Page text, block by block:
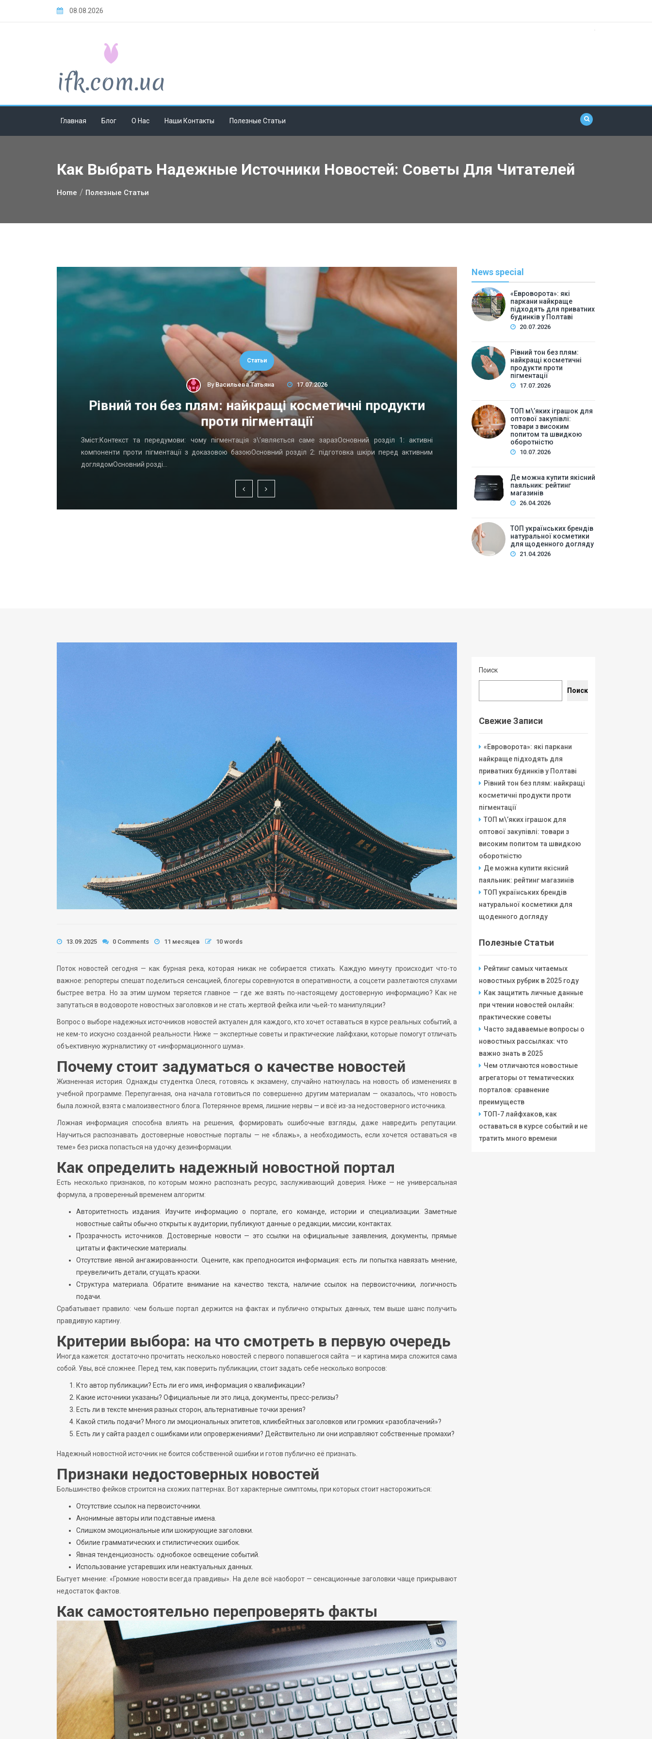
08.08.2026
Главная Блог О Нас Наши Контакты Полезные Статьи
Как Выбрать Надежные Источники Новостей: Советы Для Читателей
Home Полезные Статьи
Статьи
By Васильева Татьяна 17.07.2026
Рівний тон без плям: найкращі косметичні продукти
проти пігментації
Зміст:Контекст та передумови: чому пігментація з\’являється саме заразОсновний розділ 1: активні
компоненти проти пігментації з доказовою базоюОсновний розділ 2: підготовка шкіри перед активним
доглядомОсновний розді…
ТОП м\’яких іграшок для
високим попитом
Зміст:Історія попиту на м\’які іграшки: від
оптової закупівлі у 2026 роціKalibri — лідер за
News special
«Евроворота»: які
паркани найкраще
підходять для приватних
будинків у Полтаві
20.07.2026
Рівний тон без плям:
найкращі косметичні
продукти проти
пігментації
17.07.2026
ТОП м\’яких іграшок для
оптової закупівлі:
товари з високим
попитом та швидкою
оборотністю
10.07.2026
Де можна купити якісний
паяльник: рейтинг
магазинів
26.04.2026
ТОП українських брендів
натуральної косметики
для щоденного догляду
21.04.2026
13.09.2025 0 Comments 11 месяцев 10 words
Поток новостей сегодня — как бурная река, которая никак не собирается стихать. Каждую минуту происходит что-то
важное: репортеры спешат поделиться сенсацией, блогеры соревнуются в оперативности, а соцсети разлетаются слухами
быстрее ветра. Но за этим шумом теряется главное — где же взять по-настоящему достоверную информацию? Как не
запутаться в водовороте новостных заголовков и не стать жертвой фейка или чьей-то манипуляции?
Вопрос о выборе надежных источников новостей актуален для каждого, кто хочет оставаться в курсе реальных событий, а
не кем-то искусно созданной реальности. Ниже — экспертные советы и практические лайфхаки, которые помогут отличать
объективную журналистику от «информационного шума».
Почему стоит задуматься о качестве новостей
Жизненная история. Однажды студентка Олеся, готовясь к экзамену, случайно наткнулась на новость об изменениях в
учебной программе. Перепуганная, она начала готовиться по совершенно другим материалам — оказалось, что новость
была ложной, взята с малоизвестного блога. Потерянное время, лишние нервы — и всё из-за недостоверного источника.
Ложная информация способна влиять на решения, формировать ошибочные взгляды, даже навредить репутации.
Научиться распознавать достоверные новостные порталы — не «блажь», а необходимость, если хочется оставаться «в
теме» без риска попасться на удочку дезинформации.
Как определить надежный новостной портал
Есть несколько признаков, по которым можно распознать ресурс, заслуживающий доверия. Ниже — не универсальная
формула, а проверенный временем алгоритм:
Авторитетность издания. Изучите информацию о портале, его команде, истории и специализации. Заметные
новостные сайты обычно открыты к аудитории, публикуют данные о редакции, миссии, контактах.
Прозрачность источников. Достоверные новости — это ссылки на официальные заявления, документы, прямые
цитаты и фактические материалы.
Отсутствие явной ангажированности. Оцените, как преподносится информация: есть ли попытка навязать мнение,
преувеличить детали, сгущать краски.
Структура материала. Обратите внимание на качество текста, наличие ссылок на первоисточники, логичность
подачи.
Срабатывает правило: чем больше портал держится на фактах и публично открытых данных, тем выше шанс получить
правдивую картину.
Критерии выбора: на что смотреть в первую очередь
Иногда кажется: достаточно прочитать несколько новостей с первого попавшегося сайта — и картина мира сложится сама
собой. Увы, всё сложнее. Перед тем, как поверить публикации, стоит задать себе несколько вопросов:
Кто автор публикации? Есть ли его имя, информация о квалификации?
Какие источники указаны? Официальные ли это лица, документы, пресс-релизы?
Есть ли в тексте мнения разных сторон, альтернативные точки зрения?
Какой стиль подачи? Много ли эмоциональных эпитетов, кликбейтных заголовков или громких «разоблачений»?
Есть ли у сайта раздел с ошибками или опровержениями? Действительно ли они исправляют собственные промахи?
Надежный новостной источник не боится собственной ошибки и готов публично её признать.
Признаки недостоверных новостей
Большинство фейков строится на схожих паттернах. Вот характерные симптомы, при которых стоит насторожиться:
Отсутствие ссылок на первоисточники.
Анонимные авторы или подставные имена.
Слишком эмоциональные или шокирующие заголовки.
Обилие грамматических и стилистических ошибок.
Явная тенденциозность: однобокое освещение событий.
Использование устаревших или неактуальных данных.
Бытует мнение: «Громкие новости всегда правдивы». На деле всё наоборот — сенсационные заголовки чаще прикрывают
недостаток фактов.
Как самостоятельно перепроверять факты
Поиск
Поиск
Свежие Записи
«Евроворота»: які паркани
найкраще підходять для
приватних будинків у Полтаві
Рівний тон без плям: найкращі
косметичні продукти проти
пігментації
ТОП м\’яких іграшок для
оптової закупівлі: товари з
високим попитом та швидкою
оборотністю
Де можна купити якісний
паяльник: рейтинг магазинів
ТОП українських брендів
натуральної косметики для
щоденного догляду
Полезные Статьи
Рейтинг самых читаемых
новостных рубрик в 2025 году
Как защитить личные данные
при чтении новостей онлайн:
практические советы
Часто задаваемые вопросы о
новостных рассылках: что
важно знать в 2025
Чем отличаются новостные
агрегаторы от тематических
порталов: сравнение
преимуществ
ТОП-7 лайфхаков, как
оставаться в курсе событий и не
тратить много времени